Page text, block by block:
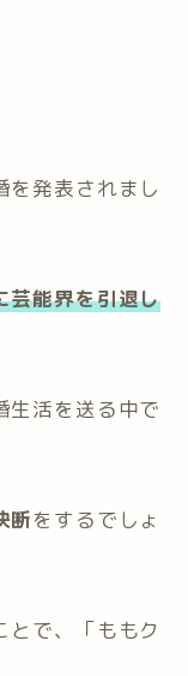
を発表されまし
芸能界を引退し
生活を送る中で
断をするでしょ
とで、「ももク